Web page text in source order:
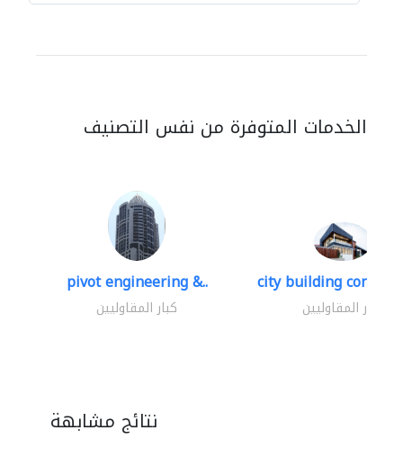
الخدمات المتوفرة من نفس التصنيف
pivot engineering &..
كبار المقاوليين
city building
كبار المقاوليين
نتائج مشابهة